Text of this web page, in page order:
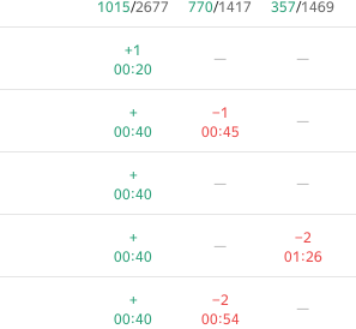
1015/2677 770/1417 357/1469
+1
00:20
— —
+
00:40
−1
00:45
—
+
00:40
— —
+
00:40
—
−2
01:26
+
00:40
−2
00:54
—